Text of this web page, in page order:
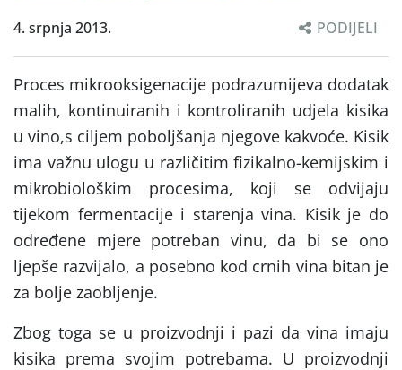
4. srpnja 2013. PODIJELI
Proces mikrooksigenacije podrazumijeva dodatak
malih, kontinuiranih i kontroliranih udjela kisika
u vino,s ciljem poboljšanja njegove kakvoće. Kisik
ima važnu ulogu u različitim fizikalno-kemijskim i
mikrobiološkim procesima, koji se odvijaju
tijekom fermentacije i starenja vina. Kisik je do
određene mjere potreban vinu, da bi se ono
ljepše razvijalo, a posebno kod crnih vina bitan je
za bolje zaobljenje.
Zbog toga se u proizvodnji i pazi da vina imaju
kisika prema svojim potrebama. U proizvodnji